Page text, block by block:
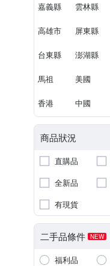
嘉義縣 雲林縣
高雄市 屏東縣
台東縣 澎湖縣
馬祖 美國
香港 中國
商品狀況
直購品
全新品
有現貨
二手品條件 NEW
福利品